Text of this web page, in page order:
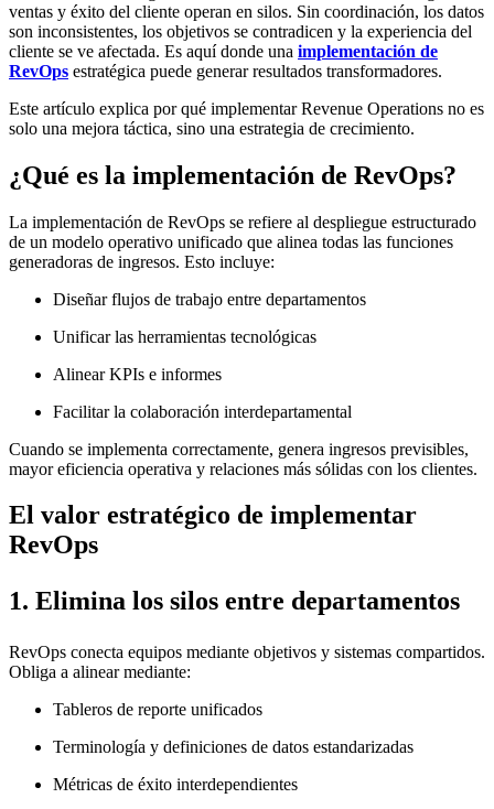
ventas y éxito del cliente operan en silos. Sin coordinación, los datos
son inconsistentes, los objetivos se contradicen y la experiencia del
cliente se ve afectada. Es aquí donde una implementación de
RevOps estratégica puede generar resultados transformadores.
Este artículo explica por qué implementar Revenue Operations no es
solo una mejora táctica, sino una estrategia de crecimiento.
¿Qué es la implementación de RevOps?
La implementación de RevOps se refiere al despliegue estructurado
de un modelo operativo unificado que alinea todas las funciones
generadoras de ingresos. Esto incluye:
Diseñar flujos de trabajo entre departamentos
Unificar las herramientas tecnológicas
Alinear KPIs e informes
Facilitar la colaboración interdepartamental
Cuando se implementa correctamente, genera ingresos previsibles,
mayor eficiencia operativa y relaciones más sólidas con los clientes.
El valor estratégico de implementar
RevOps
1. Elimina los silos entre departamentos
RevOps conecta equipos mediante objetivos y sistemas compartidos.
Obliga a alinear mediante:
Tableros de reporte unificados
Terminología y definiciones de datos estandarizadas
Métricas de éxito interdependientes